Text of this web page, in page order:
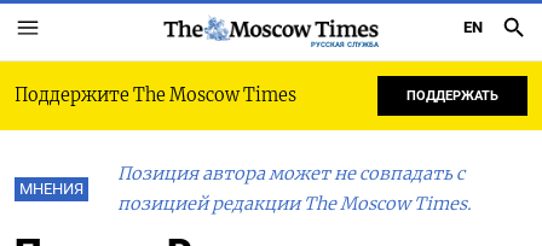
РУССКАЯ СЛУЖБА
EN
Поддержите The Moscow Times ПОДДЕРЖАТЬ
МНЕНИЯ
Позиция автора может не совпадать с
позицией редакции The Moscow Times.